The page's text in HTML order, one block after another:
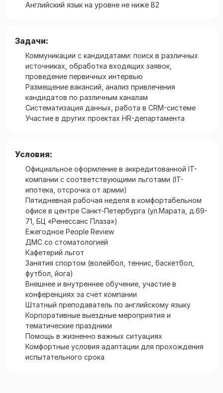
Английский язык на уровне не ниже B2
Задачи:
Коммуникации с кандидатами: поиск в различных
источниках, обработка входящих заявок,
проведение первичных интервью
Размещение вакансий, анализ привлечения
кандидатов по различным каналам
Систематизация данных, работа в CRM-системе
Участие в других проектах HR-департамента
Условия:
Официальное оформление в аккредитованной IT-
компании с соответствующими льготами (IT-
ипотека, отсрочка от армии)
Пятидневная рабочая неделя в комфортабельном
офисе в центре Санкт-Петербурга (ул.Марата, д.69-
71, БЦ «Ренессанс Плаза»)
Ежегодное People Review
ДМС со стоматологией
Кафетерий льгот
Занятия спортом (волейбол, теннис, баскетбол,
футбол, йога)
Внешнее и внутреннее обучение, участие в
конференциях за счет компании
Штатный преподаватель по английскому языку
Корпоративные выездные мероприятия и
тематические праздники
Помощь в жизненно важных ситуациях
Комфортные условия адаптации для прохождения
испытательного срока